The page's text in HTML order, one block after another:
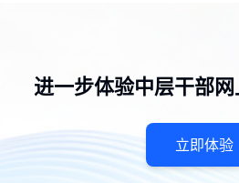
进一步体验中层干部
立即体验